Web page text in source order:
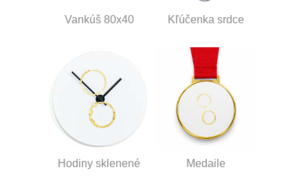
Vankúš 80x40 Kľúčenka srdce
Hodiny sklenené Medaile